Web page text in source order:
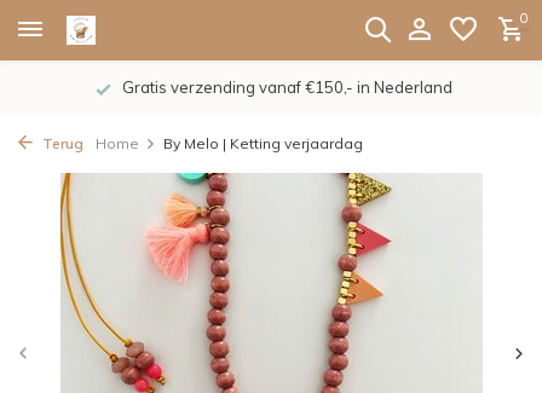
0
Gratis verzending vanaf €150,- in Nederland
Terug Home By Melo | Ketting verjaardag